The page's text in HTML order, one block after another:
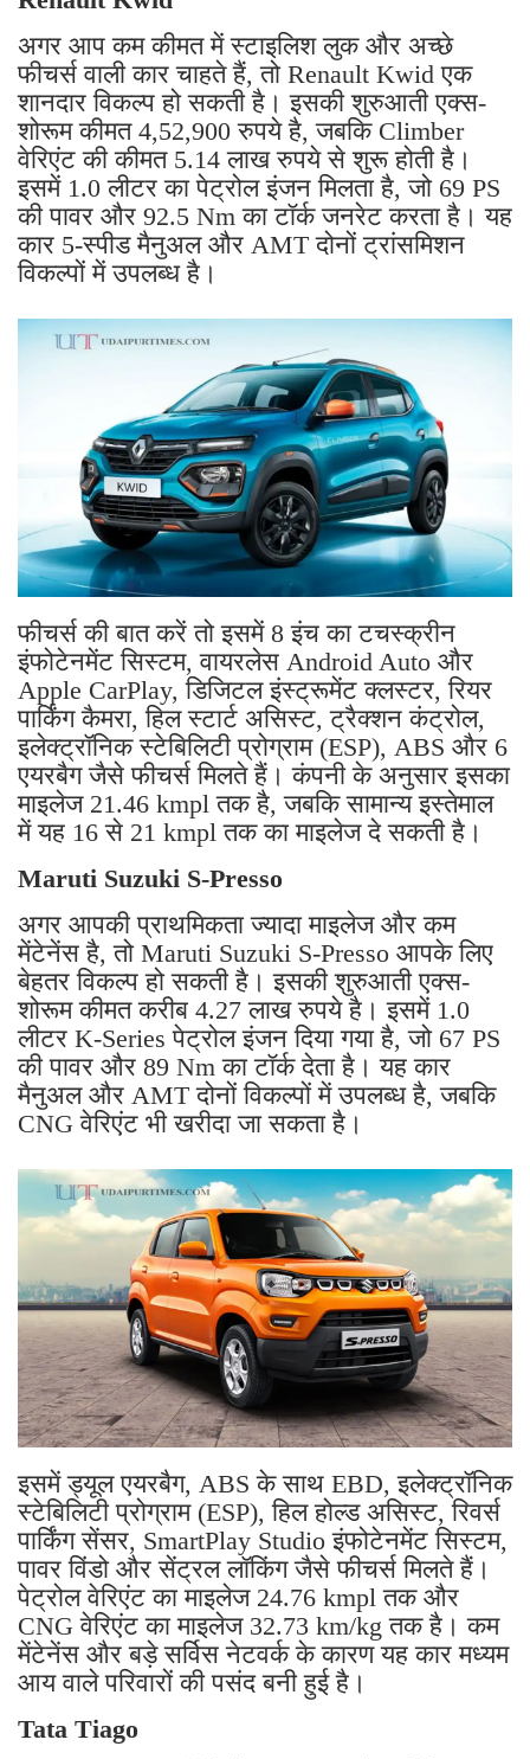
अगर आप कम कीमत में स्टाइलिश लुक और अच्छे
फीचर्स वाली कार चाहते हैं, तो Renault Kwid एक
शानदार विकल्प हो सकती है। इसकी शुरुआती एक्स-
शोरूम कीमत 4,52,900 रुपये है, जबकि Climber
वेरिएंट की कीमत 5.14 लाख रुपये से शुरू होती है।
इसमें 1.0 लीटर का पेट्रोल इंजन मिलता है, जो 69 PS
की पावर और 92.5 Nm का टॉर्क जनरेट करता है। यह
कार 5-स्पीड मैनुअल और AMT दोनों ट्रांसमिशन
विकल्पों में उपलब्ध है।
फीचर्स की बात करें तो इसमें 8 इंच का टचस्क्रीन
इंफोटेनमेंट सिस्टम, वायरलेस Android Auto और
Apple CarPlay, डिजिटल इंस्ट्रूमेंट क्लस्टर, रियर
पार्किंग कैमरा, हिल स्टार्ट असिस्ट, ट्रैक्शन कंट्रोल,
इलेक्ट्रॉनिक स्टेबिलिटी प्रोग्राम (ESP), ABS और 6
एयरबैग जैसे फीचर्स मिलते हैं। कंपनी के अनुसार इसका
माइलेज 21.46 kmpl तक है, जबकि सामान्य इस्तेमाल
में यह 16 से 21 kmpl तक का माइलेज दे सकती है।
Maruti Suzuki S-Presso
अगर आपकी प्राथमिकता ज्यादा माइलेज और कम
मेंटेनेंस है, तो Maruti Suzuki S-Presso आपके लिए
बेहतर विकल्प हो सकती है। इसकी शुरुआती एक्स-
शोरूम कीमत करीब 4.27 लाख रुपये है। इसमें 1.0
लीटर K-Series पेट्रोल इंजन दिया गया है, जो 67 PS
की पावर और 89 Nm का टॉर्क देता है। यह कार
मैनुअल और AMT दोनों विकल्पों में उपलब्ध है, जबकि
CNG वेरिएंट भी खरीदा जा सकता है।
इसमें ड्यूल एयरबैग, ABS के साथ EBD, इलेक्ट्रॉनिक
स्टेबिलिटी प्रोग्राम (ESP), हिल होल्ड असिस्ट, रिवर्स
पार्किंग सेंसर, SmartPlay Studio इंफोटेनमेंट सिस्टम,
पावर विंडो और सेंट्रल लॉकिंग जैसे फीचर्स मिलते हैं।
पेट्रोल वेरिएंट का माइलेज 24.76 kmpl तक और
CNG वेरिएंट का माइलेज 32.73 km/kg तक है। कम
मेंटेनेंस और बड़े सर्विस नेटवर्क के कारण यह कार मध्यम
आय वाले परिवारों की पसंद बनी हुई है।
Tata Tiago